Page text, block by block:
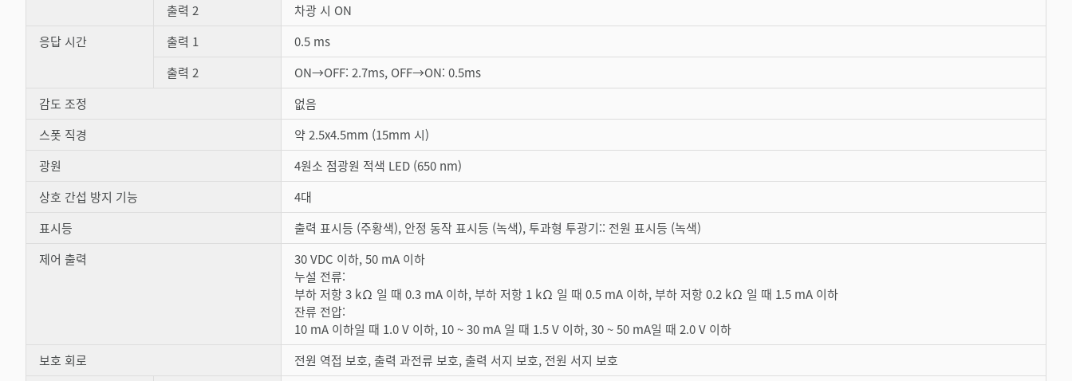
출력 2
차광 시 ON
응답 시간
출력 1
0.5 ms
출력 2
ON→OFF: 2.7ms, OFF→ON: 0.5ms
감도 조정
없음
스폿 직경
약 2.5x4.5mm (15mm 시)
광원
4원소 점광원 적색 LED (650 nm)
상호 간섭 방지 기능
4대
표시등
출력 표시등 (주황색), 안정 동작 표시등 (녹색), 투과형 투광기:: 전원 표시등 (녹색)
제어 출력
30 VDC 이하, 50 mA 이하
누설 전류:
부하 저항 3 kΩ 일 때 0.3 mA 이하, 부하 저항 1 kΩ 일 때 0.5 mA 이하, 부하 저항 0.2 kΩ 일 때 1.5 mA 이하
잔류 전압:
10 mA 이하일 때 1.0 V 이하, 10 ~ 30 mA 일 때 1.5 V 이하, 30 ~ 50 mA일 때 2.0 V 이하
보호 회로
전원 역접 보호, 출력 과전류 보호, 출력 서지 보호, 전원 서지 보호